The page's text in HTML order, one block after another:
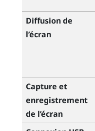
Diffusion de
l’écran
Capture et
enregistrement
de l’écran